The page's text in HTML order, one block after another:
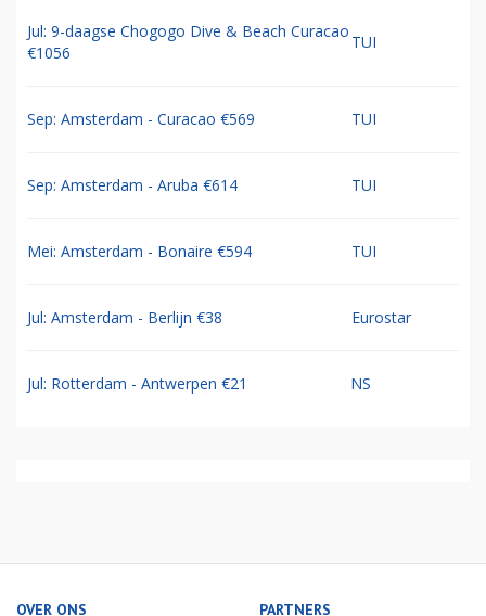
Jul: 9-daagse Chogogo Dive & Beach Curacao
€1056
TUI
Sep: Amsterdam - Curacao €569 TUI
Sep: Amsterdam - Aruba €614 TUI
Mei: Amsterdam - Bonaire €594 TUI
Jul: Amsterdam - Berlijn €38 Eurostar
Jul: Rotterdam - Antwerpen €21 NS
OVER ONS PARTNERS